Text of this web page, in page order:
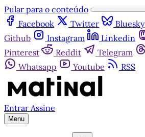
Pular para o conteúdo
Facebook
Twitter Bluesky
Github
Instagram Linkedin
Pinterest
Reddit Telegram
Whatsapp
Youtube RSS
Entrar Assine
Menu